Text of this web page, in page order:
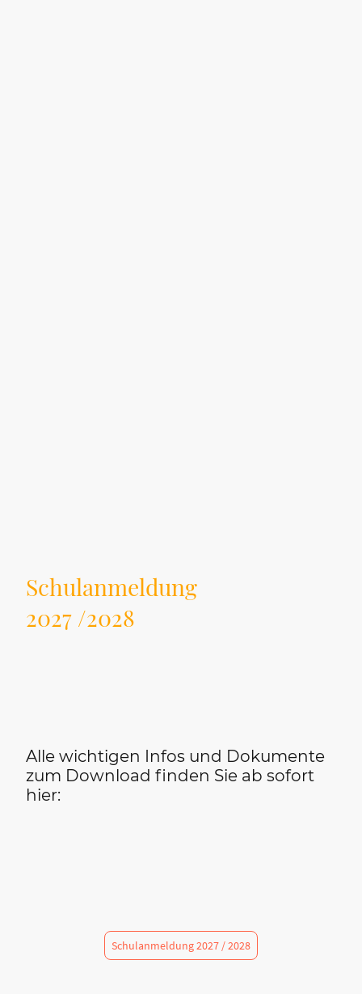
Schulanmeldung
2027 /2028
Alle wichtigen Infos und Dokumente
zum Download finden Sie ab sofort
hier:
Schulanmeldung 2027 / 2028